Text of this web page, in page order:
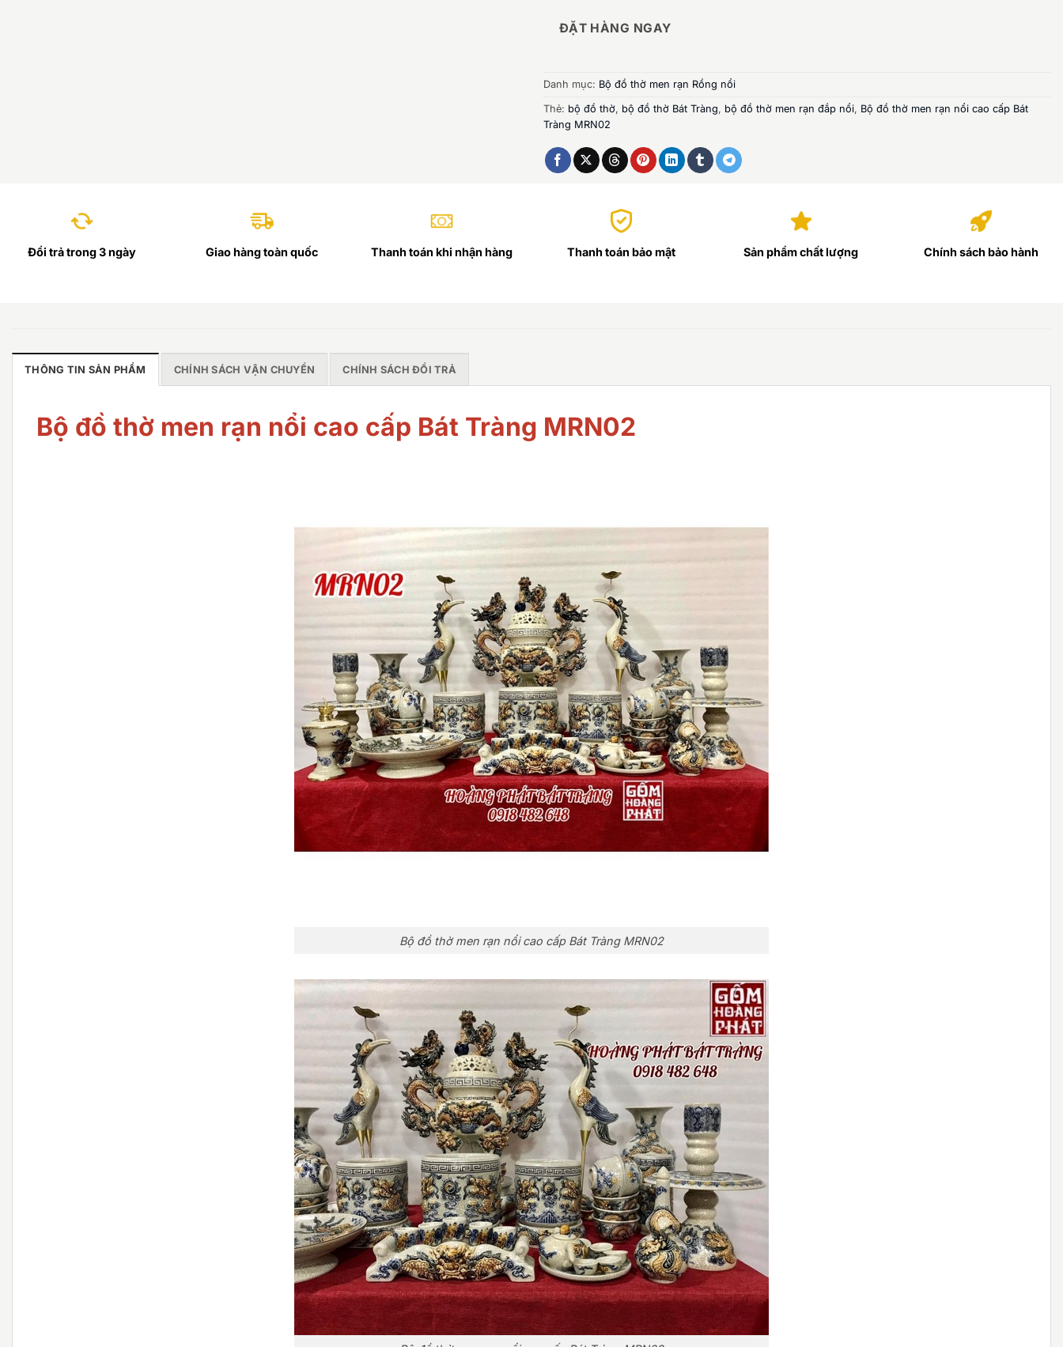
ĐẶT HÀNG NGAY
Danh mục: Bộ đồ thờ men rạn Rồng nổi
Thẻ: bộ đồ thờ, bộ đồ thờ Bát Tràng, bộ đồ thờ men rạn đắp nổi, Bộ đồ thờ men rạn nổi cao cấp Bát
Tràng MRN02
Đổi trả trong 3 ngày Giao hàng toàn quốc Thanh toán khi nhận hàng Thanh toán bảo mật Sản phẩm chất lượng Chính sách bảo hành
THÔNG TIN SẢN PHẨM CHÍNH SÁCH VẬN CHUYỂN CHÍNH SÁCH ĐỔI TRẢ
Bộ đồ thờ men rạn nổi cao cấp Bát Tràng MRN02
Bộ đồ thờ men rạn nổi cao cấp Bát Tràng MRN02